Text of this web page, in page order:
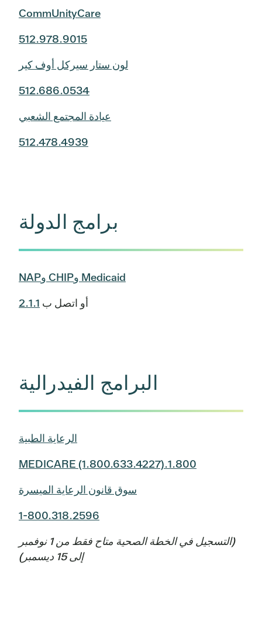
CommUnityCare
512.978.9015
لون ستار سيركل أوف كير
512.686.0534
عيادة المجتمع الشعبي
512.478.4939
برامج الدولة
Medicaid وCHIP وNAP
أو اتصل ب 2.1.1
البرامج الفيدرالية
الرعاية الطبية
1.800.MEDICARE (1.800.633.4227)
سوق قانون الرعاية الميسرة
1-800.318.2596
(التسجيل في الخطة الصحية متاح فقط من 1 نوفمبر
إلى 15 ديسمبر)